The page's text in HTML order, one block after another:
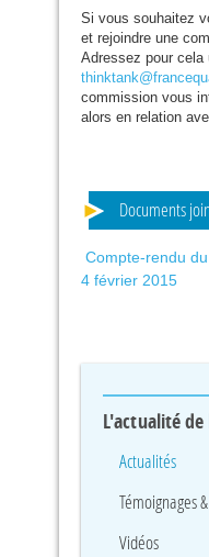
Si vous souhaitez
et rejoindre une
Adressez pour cela
commission vous
alors en relation
Documents
Compte-rendu
4 février 2015
L'actualité
Actualités
Témoignages
Vidéos